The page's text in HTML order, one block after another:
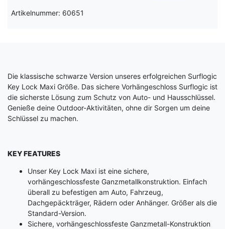
Artikelnummer: 60651
Die klassische schwarze Version unseres erfolgreichen Surflogic
Key Lock Maxi Größe. Das sichere Vorhängeschloss Surflogic ist
die sicherste Lösung zum Schutz von Auto- und Hausschlüssel.
Genieße deine Outdoor-Aktivitäten, ohne dir Sorgen um deine
Schlüssel zu machen.
KEY FEATURES
Unser Key Lock Maxi ist eine sichere,
vorhängeschlossfeste Ganzmetallkonstruktion. Einfach
überall zu befestigen am Auto, Fahrzeug,
Dachgepäckträger, Rädern oder Anhänger. Größer als die
Standard-Version.
Sichere, vorhängeschlossfeste Ganzmetall-Konstruktion